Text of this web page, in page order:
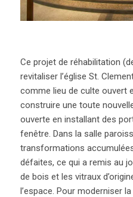
Ce projet de réhabilitation
revitaliser l’église St.
comme lieu de culte ouvert
construire une toute
ouverte en installant des
fenêtre. Dans la salle
transformations
défaites, ce qui a remis au
de bois et les vitraux
l’espace. Pour moderniser